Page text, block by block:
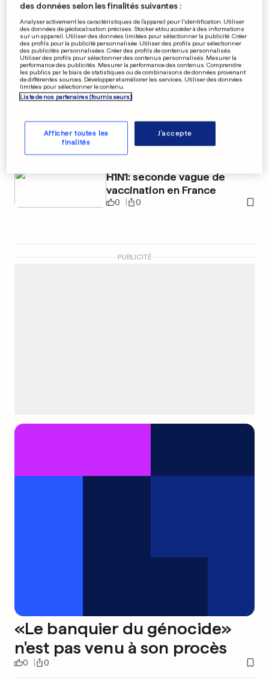
Les sciences sont en délire
0 0
Dommages collatéraux
autour d'une garde à vue
H1N1: seconde vague de
vaccination en France
0 0
PUBLICITÉ
«Le banquier du génocide»
n'est pas venu à son procès
0 0
des données selon les finalités suivantes :
Analyser activement les caractéristiques de l’appareil pour l’identification. Utiliser
des données de géolocalisation précises. Stocker et/ou accéder à des informations
sur un appareil. Utiliser des données limitées pour sélectionner la publicité. Créer
des profils pour la publicité personnalisée. Utiliser des profils pour sélectionner
des publicités personnalisées. Créer des profils de contenus personnalisés.
Utiliser des profils pour sélectionner des contenus personnalisés. Mesurer la
performance des publicités. Mesurer la performance des contenus. Comprendre
les publics par le biais de statistiques ou de combinaisons de données provenant
de différentes sources. Développer et améliorer les services. Utiliser des données
limitées pour sélectionner le contenu.
Liste de nos partenaires (fournisseurs)
Afficher toutes les
finalités
J'accepte